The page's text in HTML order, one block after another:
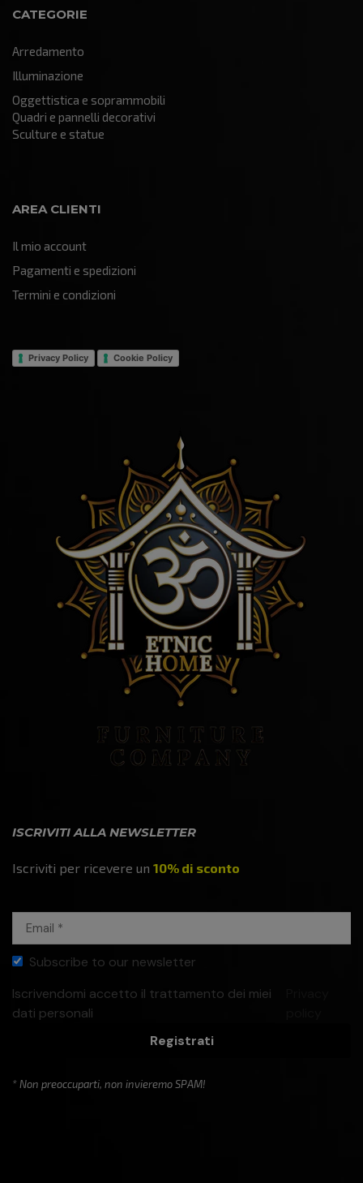
CATEGORIE
Arredamento
Illuminazione
Oggettistica e soprammobili
Quadri e pannelli decorativi
Sculture e statue
AREA CLIENTI
Il mio account
Pagamenti e spedizioni
Termini e condizioni
Privacy Policy Cookie Policy
ISCRIVITI ALLA NEWSLETTER
Iscriviti per ricevere un 10% di sconto
Subscribe to our newsletter
Iscrivendomi accetto il trattamento dei miei
dati personali
Registrati
* Non preoccuparti, non invieremo SPAM!